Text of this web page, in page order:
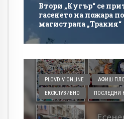
Втори „Кугър“ се
гасенето на пожара
магистрала „Тракия“
PLOVDIV ONLINE АФИШ
ЕКСКЛУЗИВНО ПОСЛЕДНИ